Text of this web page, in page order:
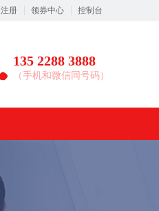
注册 领券中心 控制台
135 2288 3888
（手机和微信同号码）